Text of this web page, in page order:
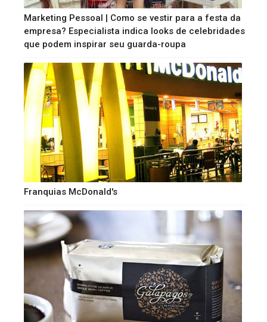
Marketing Pessoal | Como se vestir para a festa da
empresa? Especialista indica looks de celebridades
que podem inspirar seu guarda-roupa
Franquias McDonald's